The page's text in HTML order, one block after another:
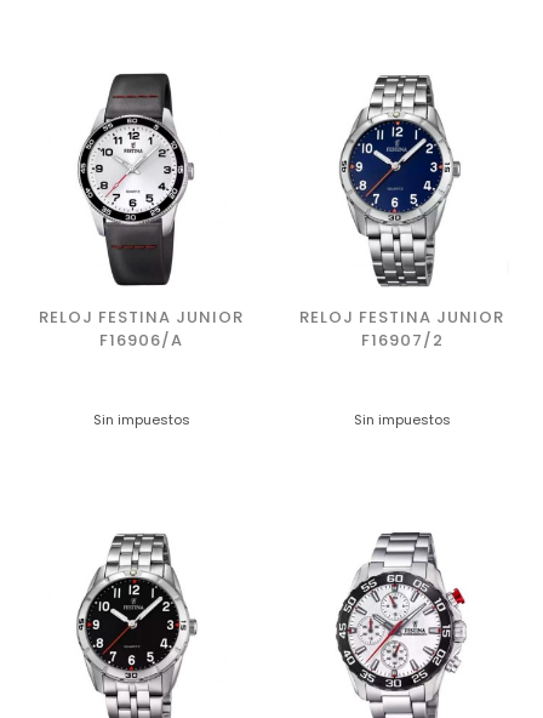
RELOJ FESTINA JUNIOR
F16906/A
Sin impuestos
RELOJ FESTINA JUNIOR
F16907/2
Sin impuestos